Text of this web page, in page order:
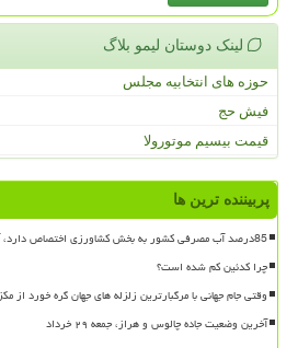
لینک دوستان لیمو بلاگ
حوزه های انتخابیه مجلس
فیش حج
قیمت بیسیم موتورولا
پربیننده ترین ها
85درصد آب مصرفی کشور به بخش کشاورزی اختصاص دارد، آن هم با قیمت خیلی پایین
چرا کدئین کم شده است؟
وقتی جام جهانی با مرگبارترین زلزله های جهان گره خورد از
آخرین وضعیت جاده چالوس و هراز، جمعه ۲۹ خرداد